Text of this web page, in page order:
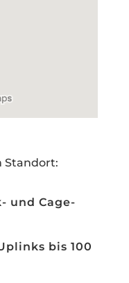
Standort:
und Cage-
bis 100